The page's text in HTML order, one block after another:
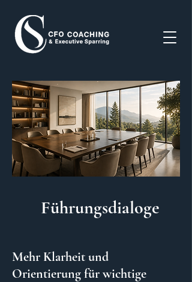
Führungsdialoge
Mehr Klarheit und
Orientierung für wichtige